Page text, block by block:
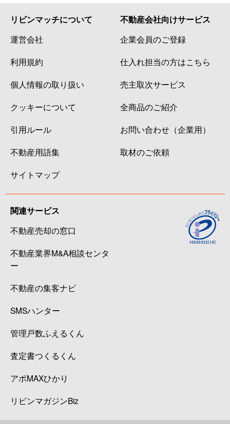
リビンマッチについて
運営会社
利用規約
個人情報の取り扱い
クッキーについて
引用ルール
不動産用語集
サイトマップ
不動産会社向けサービス
企業会員のご登録
仕入れ担当の方はこちら
売主取次サービス
全商品のご紹介
お問い合わせ（企業用）
取材のご依頼
関連サービス
不動産売却の窓口
不動産業界M&A相談センタ
ー
不動産の集客ナビ
SMSハンター
管理戸数ふえるくん
査定書つくるくん
アポMAXひかり
リビンマガジンBiz